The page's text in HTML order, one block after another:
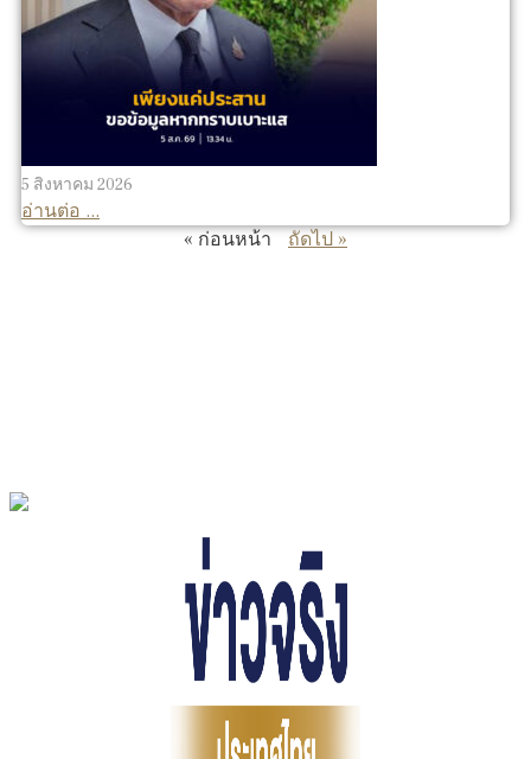
5 สิงหาคม 2026
อ่านต่อ ...
« ก่อนหน้า
ถัดไป »